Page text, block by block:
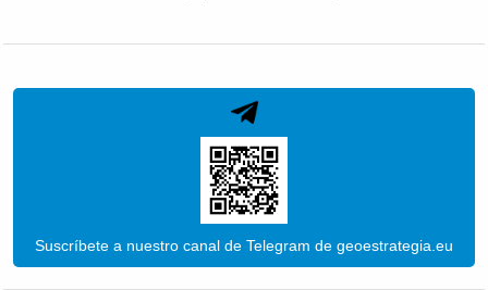
Suscríbete a nuestro canal de Telegram de geoestrategia.eu